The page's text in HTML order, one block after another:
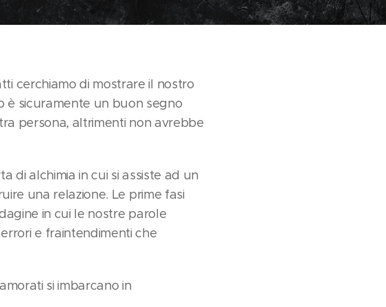
cerchiamo di mostrare il nostro
è sicuramente un buon segno
persona, altrimenti non avrebbe
di alchimia in cui si assiste ad un
una relazione. Le prime fasi
in cui le nostre parole
e fraintendimenti che
si imbarcano in